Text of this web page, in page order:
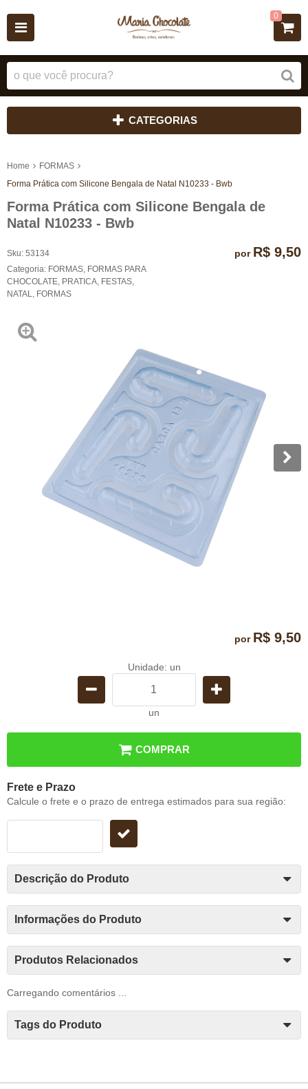
0
CATEGORIAS
Home
FORMAS
Forma Prática com Silicone Bengala de Natal N10233 - Bwb
Forma Prática com Silicone Bengala de
Natal N10233 - Bwb
Sku: 53134
Categoria: FORMAS FORMAS PARA
CHOCOLATE PRATICA FESTAS
NATAL
FORMAS
por R$ 9,50
por R$ 9,50
Unidade: un
un
COMPRAR
Frete e Prazo
Calcule o frete e o prazo de entrega estimados para sua região:
Descrição do Produto
Informações do Produto
Produtos Relacionados
Carregando comentários ...
Tags do Produto